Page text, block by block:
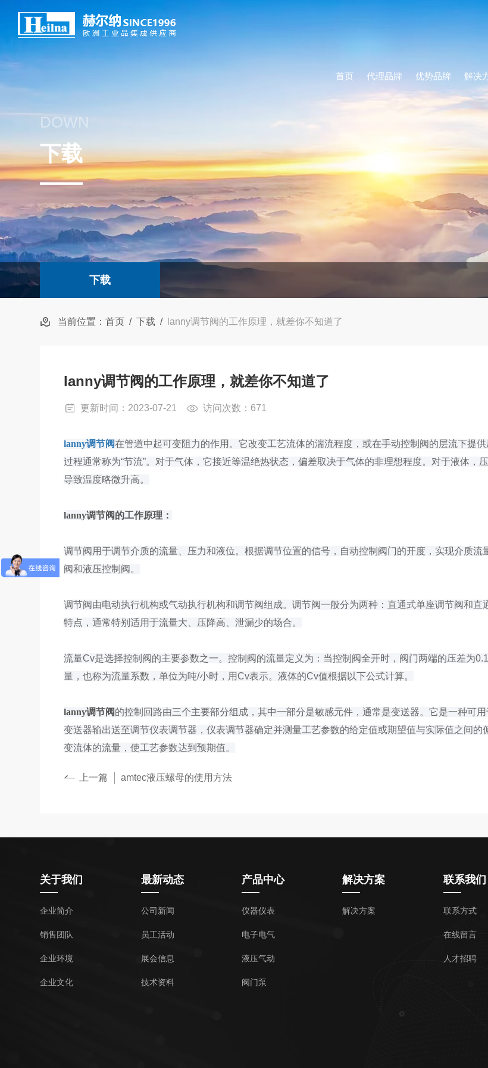
首页 代理品牌 优势品牌 解决
DOWN
下载
下载
当前位置：首页 /下载 / lanny调节阀的工作原理，就差你不知道了
lanny调节阀的工作原理，就差你不知道了
更新时间：2023-07-21 访问次数：671
lanny调节阀在管道中起可变阻力的作用。它改变工艺流体的湍流程度，或在手动控制阀的层流下提
过程通常称为“节流”。对于气体，它接近等温绝热状态，偏差取决于气体的非理想程度。对于液体，
导致温度略微升高。
lanny调节阀的工作原理：
调节阀用于调节介质的流量、压力和液位。根据调节位置的信号，自动控制阀门的开度，实现介质
阀和液压控制阀。
调节阀由电动执行机构或气动执行机构和调节阀组成。调节阀一般分为两种：直通式单座调节阀和
特点，通常特别适用于流量大、压降高、泄漏少的场合。
流量Cv是选择控制阀的主要参数之一。控制阀的流量定义为：当控制阀全开时，阀门两端的压差为
量，也称为流量系数，单位为吨/小时，用Cv表示。液体的Cv值根据以下公式计算。
lanny调节阀的控制回路由三个主要部分组成，其中一部分是敏感元件，通常是变送器。它是一种可
变送器输出送至调节仪表调节器，仪表调节器确定并测量工艺参数的给定值或期望值与实际值之间
变流体的流量，使工艺参数达到预期值。
上一篇 amtec液压螺母的使用方法
关于我们
企业简介
销售团队
企业环境
企业文化
最新动态
公司新闻
员工活动
展会信息
技术资料
产品中心
仪器仪表
电子电气
液压气动
阀门泵
解决方案
解决方案
联系我们
联系方式
在线留言
人才招聘